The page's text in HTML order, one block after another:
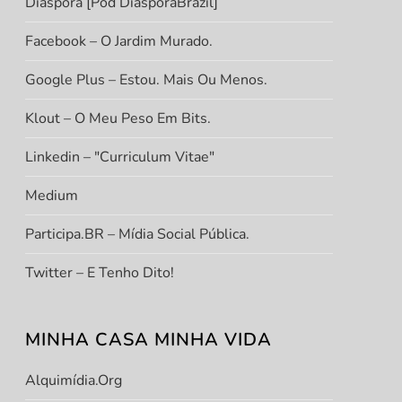
Facebook – O Jardim Murado.
Google Plus – Estou. Mais Ou Menos.
Klout – O Meu Peso Em Bits.
Linkedin – "Curriculum Vitae"
Medium
Participa.BR – Mídia Social Pública.
Twitter – E Tenho Dito!
MINHA CASA MINHA VIDA
Alquimídia.org